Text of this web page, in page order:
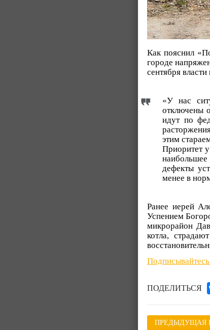
Как пояснил
городе
сентября
«У нас
отключены
идут по
этим
Приоритет
наибольшее
дефекты
менее в
Ранее иерей
Успением
микрорайон
котла,
ПОДЕЛИТЬСЯ
ПРЕДЫДУЩАЯ